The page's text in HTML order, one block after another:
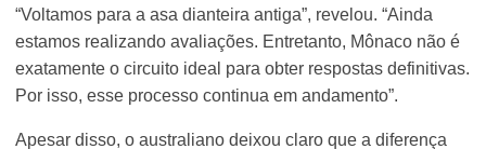
“Voltamos para a asa dianteira antiga”, revelou. “Ainda
estamos realizando avaliações. Entretanto, Mônaco não é
exatamente o circuito ideal para obter respostas definitivas.
Por isso, esse processo continua em andamento”.
Apesar disso, o australiano deixou claro que a diferença